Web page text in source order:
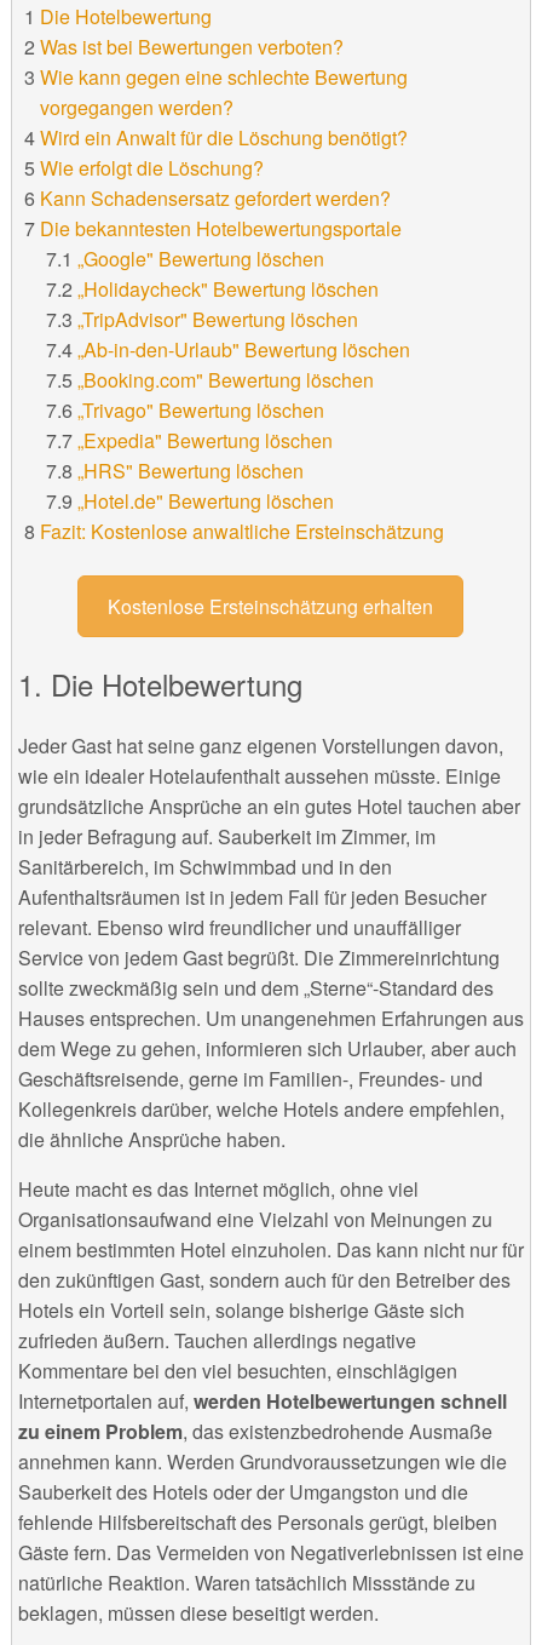
Die Hotelbewertung
Was ist bei Bewertungen verboten?
Wie kann gegen eine schlechte Bewertung
vorgegangen werden?
Wird ein Anwalt für die Löschung benötigt?
Wie erfolgt die Löschung?
Kann Schadensersatz gefordert werden?
Die bekanntesten Hotelbewertungsportale
„Google" Bewertung löschen
„Holidaycheck" Bewertung löschen
„TripAdvisor" Bewertung löschen
„Ab-in-den-Urlaub" Bewertung löschen
„Booking.com" Bewertung löschen
„Trivago" Bewertung löschen
„Expedia" Bewertung löschen
„HRS" Bewertung löschen
„Hotel.de" Bewertung löschen
Fazit: Kostenlose anwaltliche Ersteinschätzung
Kostenlose Ersteinschätzung erhalten
Die Hotelbewertung
Jeder Gast hat seine ganz eigenen Vorstellungen davon,
wie ein idealer Hotelaufenthalt aussehen müsste. Einige
grundsätzliche Ansprüche an ein gutes Hotel tauchen aber
in jeder Befragung auf. Sauberkeit im Zimmer, im
Sanitärbereich, im Schwimmbad und in den
Aufenthaltsräumen ist in jedem Fall für jeden Besucher
relevant. Ebenso wird freundlicher und unauffälliger
Service von jedem Gast begrüßt. Die Zimmereinrichtung
sollte zweckmäßig sein und dem „Sterne“-Standard des
Hauses entsprechen. Um unangenehmen Erfahrungen aus
dem Wege zu gehen, informieren sich Urlauber, aber auch
Geschäftsreisende, gerne im Familien-, Freundes- und
Kollegenkreis darüber, welche Hotels andere empfehlen,
die ähnliche Ansprüche haben.
Heute macht es das Internet möglich, ohne viel
Organisationsaufwand eine Vielzahl von Meinungen zu
einem bestimmten Hotel einzuholen. Das kann nicht nur für
den zukünftigen Gast, sondern auch für den Betreiber des
Hotels ein Vorteil sein, solange bisherige Gäste sich
zufrieden äußern. Tauchen allerdings negative
Kommentare bei den viel besuchten, einschlägigen
Internetportalen auf, werden Hotelbewertungen schnell
zu einem Problem, das existenzbedrohende Ausmaße
annehmen kann. Werden Grundvoraussetzungen wie die
Sauberkeit des Hotels oder der Umgangston und die
fehlende Hilfsbereitschaft des Personals gerügt, bleiben
Gäste fern. Das Vermeiden von Negativerlebnissen ist eine
natürliche Reaktion. Waren tatsächlich Missstände zu
beklagen, müssen diese beseitigt werden.